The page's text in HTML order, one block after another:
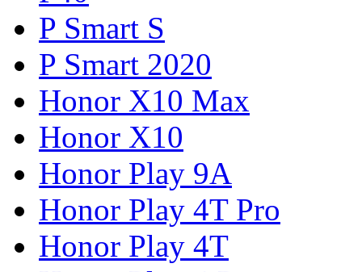
P Smart S
P Smart 2020
Honor X10 Max
Honor X10
Honor Play 9A
Honor Play 4T Pro
Honor Play 4T